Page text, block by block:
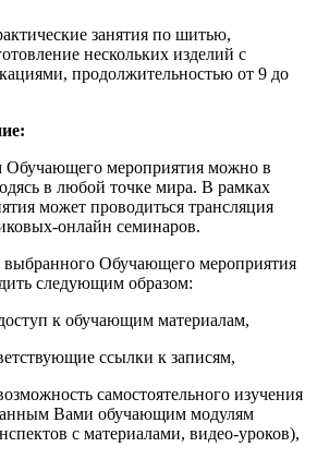
занятия по шитью,
нескольких изделий с
продолжительностью от 9 до
Обучающего мероприятия можно в
в любой точке мира. В рамках
может проводиться трансляция
онлайн семинаров.
выбранного Обучающего мероприятия
следующим образом:
к обучающим материалам,
ссылки к записям,
самостоятельного изучения
Вами обучающим модулям
с материалами, видео-уроков),